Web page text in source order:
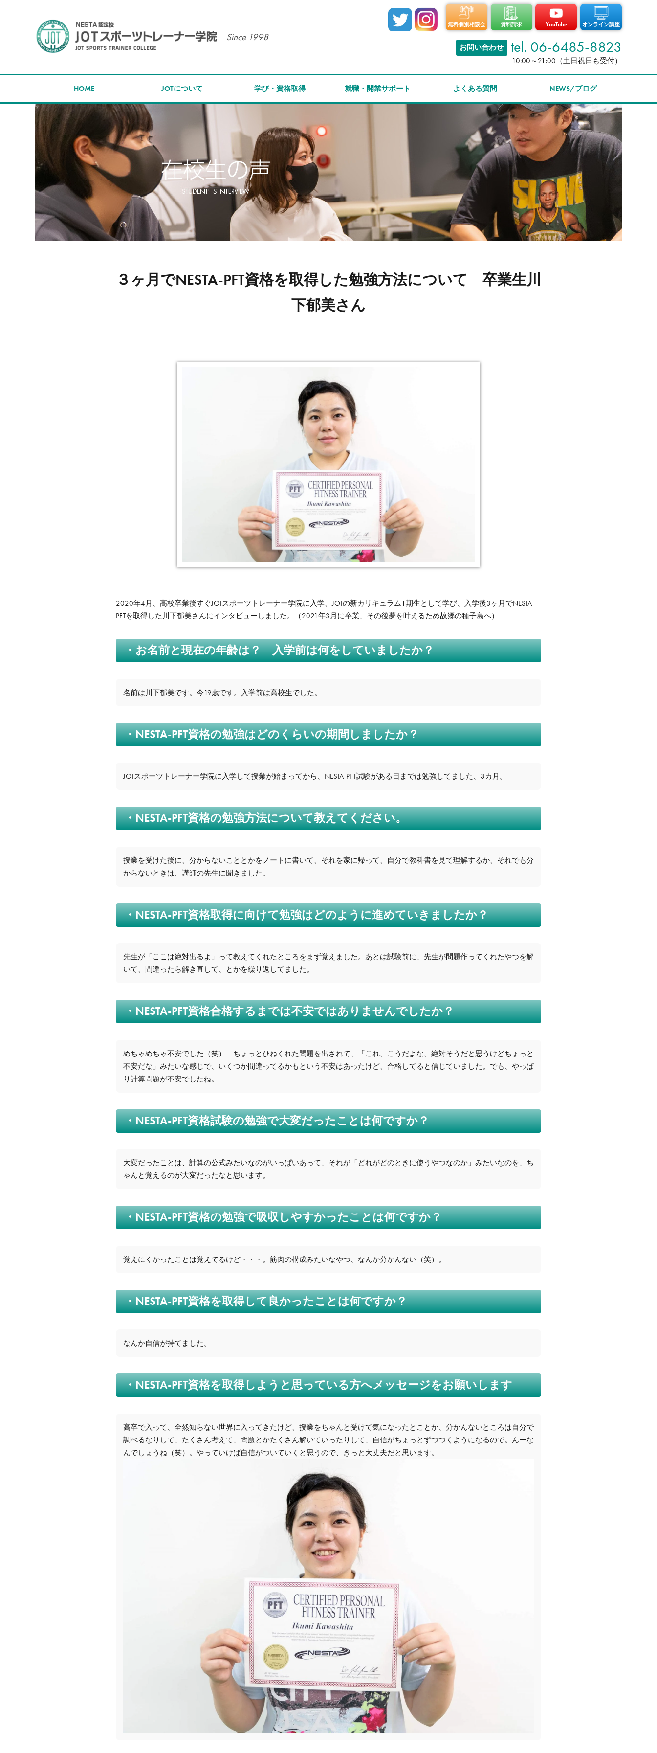
Since 1998
無料個別相談会 資料請求 YouTube オンライン講座
お問い合わせ tel. 06-6485-8823
10:00～21:00（土日祝日も受付）
HOME JOTについて 学び・資格取得 就職・開業サポート よくある質問 NEWS/ブログ
３ヶ月でNESTA-PFT資格を取得した勉強方法について 卒業生川
下郁美さん
2020年4月、高校卒業後すぐJOTスポーツトレーナー学院に入学、JOTの新カリキュラム1期生として学び、入学後3ヶ月でNESTA-
PFTを取得した川下郁美さんにインタビューしました。（2021年3月に卒業、その後夢を叶えるため故郷の種子島へ）
・お名前と現在の年齢は？ 入学前は何をしていましたか？
名前は川下郁美です。今19歳です。入学前は高校生でした。
・NESTA-PFT資格の勉強はどのくらいの期間しましたか？
JOTスポーツトレーナー学院に入学して授業が始まってから、NESTA-PFT試験がある日までは勉強してました、3カ月。
・NESTA-PFT資格の勉強方法について教えてください。
授業を受けた後に、分からないこととかをノートに書いて、それを家に帰って、自分で教科書を見て理解するか、それでも分
からないときは、講師の先生に聞きました。
・NESTA-PFT資格取得に向けて勉強はどのように進めていきましたか？
先生が「ここは絶対出るよ」って教えてくれたところをまず覚えました。あとは試験前に、先生が問題作ってくれたやつを解
いて、間違ったら解き直して、とかを繰り返してました。
・NESTA-PFT資格合格するまでは不安ではありませんでしたか？
めちゃめちゃ不安でした（笑） ちょっとひねくれた問題を出されて、「これ、こうだよな、絶対そうだと思うけどちょっと
不安だな」みたいな感じで、いくつか間違ってるかもという不安はあったけど、合格してると信じていました。でも、やっぱ
り計算問題が不安でしたね。
・NESTA-PFT資格試験の勉強で大変だったことは何ですか？
大変だったことは、計算の公式みたいなのがいっぱいあって、それが「どれがどのときに使うやつなのか」みたいなのを、ち
ゃんと覚えるのが大変だったなと思います。
・NESTA-PFT資格の勉強で吸収しやすかったことは何ですか？
覚えにくかったことは覚えてるけど・・・。筋肉の構成みたいなやつ、なんか分かんない（笑）。
・NESTA-PFT資格を取得して良かったことは何ですか？
なんか自信が持てました。
・NESTA-PFT資格を取得しようと思っている方へメッセージをお願いします
高卒で入って、全然知らない世界に入ってきたけど、授業をちゃんと受けて気になったとことか、分かんないところは自分で
調べるなりして、たくさん考えて、問題とかたくさん解いていったりして、自信がちょっとずつつくようになるので。んーな
んでしょうね（笑）。やっていけば自信がついていくと思うので、きっと大丈夫だと思います。